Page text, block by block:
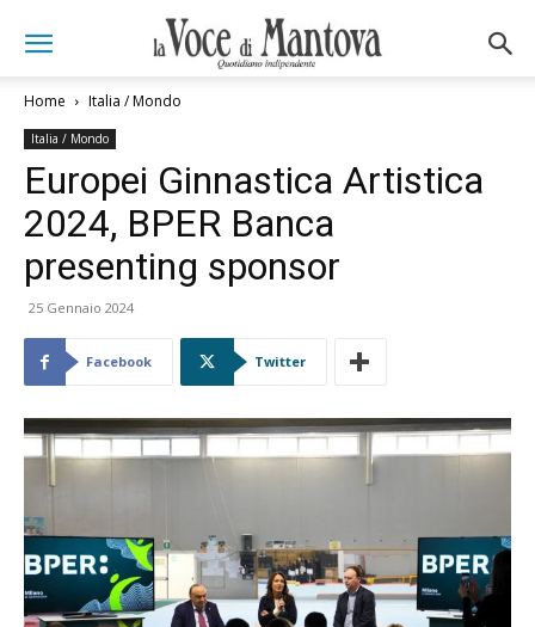
Home Italia / Mondo
Italia / Mondo
Europei Ginnastica Artistica
2024, BPER Banca
presenting sponsor
25 Gennaio 2024
Facebook Twitter